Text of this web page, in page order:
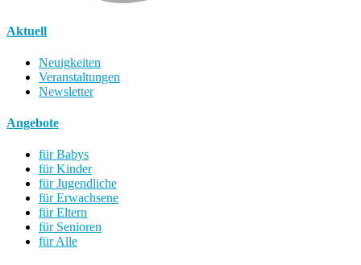
Aktuell
Neuigkeiten
Veranstaltungen
Newsletter
Angebote
für Babys
für Kinder
für Jugendliche
für Erwachsene
für Eltern
für Senioren
für Alle